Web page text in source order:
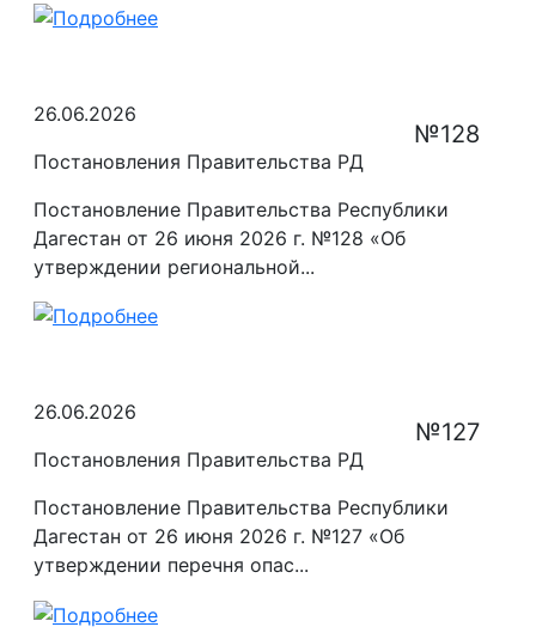
26.06.2026
Постановления Правительства РД
№128
Постановление Правительства Республики
Дагестан от 26 июня 2026 г. №128 «Об
утверждении региональной...
26.06.2026
Постановления Правительства РД
№127
Постановление Правительства Республики
Дагестан от 26 июня 2026 г. №127 «Об
утверждении перечня опас...